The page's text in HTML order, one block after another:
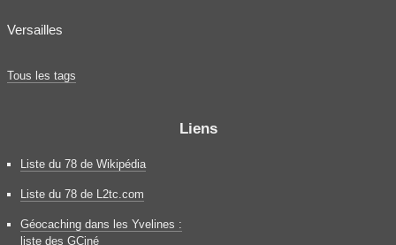
Versailles
Tous les tags
Liens
Liste du 78 de Wikipédia
Liste du 78 de L2tc.com
Géocaching dans les Yvelines :
liste des GCiné